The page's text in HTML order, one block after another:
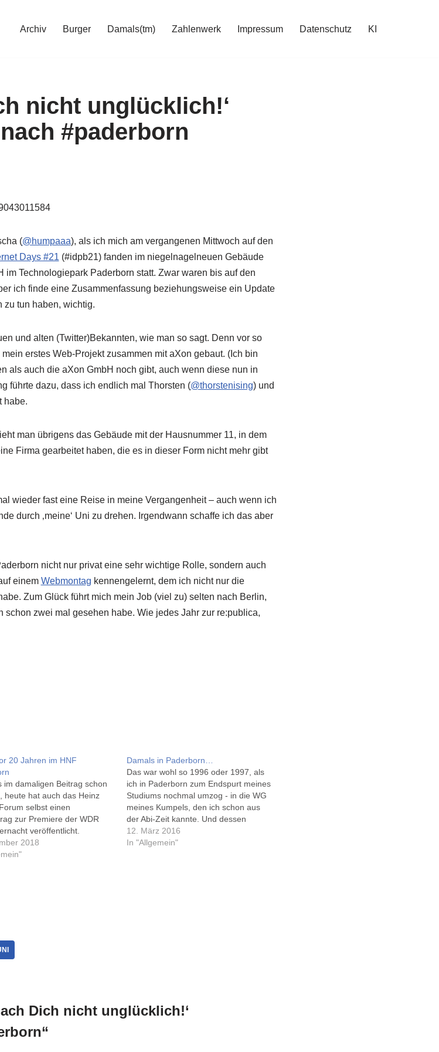
Archiv Burger Damals(tm) Zahlenwerk Impressum Datenschutz KI
nicht unglücklich!‘
#paderborn
(@humpaaa), als ich mich am vergangenen Mittwoch auf den
Days #21 (#idpb21) fanden im niegelnagelneuen Gebäude
im Technologiepark Paderborn statt. Zwar waren bis auf den
ich finde eine Zusammenfassung beziehungsweise ein Update
zu tun haben, wichtig.
und alten (Twitter)Bekannten, wie man so sagt. Denn vor so
erstes Web-Projekt zusammen mit aXon gebaut. (Ich bin
als auch die aXon GmbH noch gibt, auch wenn diese nun in
führte dazu, dass ich endlich mal Thorsten (@thorstenising) und
habe.
man übrigens das Gebäude mit der Hausnummer 11, in dem
Firma gearbeitet haben, die es in dieser Form nicht mehr gibt
wieder fast eine Reise in meine Vergangenheit – auch wenn ich
durch ‚meine‘ Uni zu drehen. Irgendwann schaffe ich das aber
nicht nur privat eine sehr wichtige Rolle, sondern auch
einem Webmontag kennengelernt, dem ich nicht nur die
Zum Glück führt mich mein Job (viel zu) selten nach Berlin,
zwei mal gesehen habe. Wie jedes Jahr zur re:publica,
20 Jahren im HNF
im damaligen Beitrag schon
heute hat auch das Heinz
selbst einen
zur Premiere der WDR
veröffentlicht.
toll, dabeigewesen zu
2018
Damals in Paderborn…
Das war wohl so 1996 oder 1997, als
ich in Paderborn zum Endspurt meines
Studiums nochmal umzog - in die WG
meines Kumpels, den ich schon aus
der Abi-Zeit kannte. Und dessen
Computer war kein PC, sondern ein
Mac (leider weiss ich nicht mehr
12. März 2016
In "Allgemein"
Dich nicht unglücklich!‘